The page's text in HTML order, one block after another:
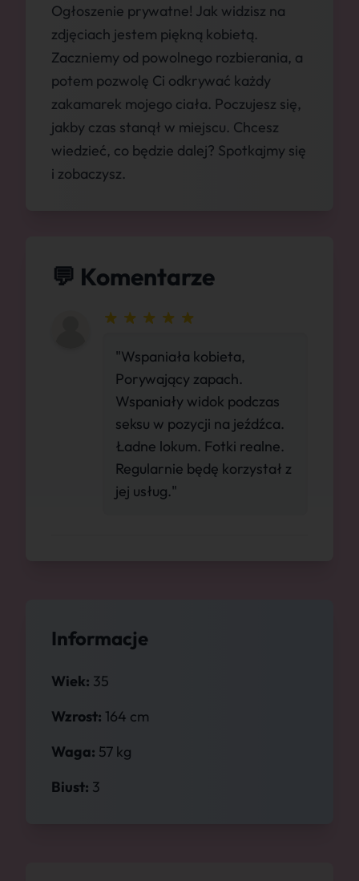
Informacje
Wiek: 35
Wzrost: 164 cm
Waga: 57 kg
Biust: 3
Ogłoszenie prywatne! Jak widzisz na
zdjęciach jestem piękną kobietą.
Zaczniemy od powolnego rozbierania, a
potem pozwolę Ci odkrywać każdy
zakamarek mojego ciała. Poczujesz się,
jakby czas stanął w miejscu. Chcesz
wiedzieć, co będzie dalej? Spotkajmy się
i zobaczysz.
💬 Komentarze
"Wspaniała kobieta,
Porywający zapach.
Wspaniały widok podczas
seksu w pozycji na jeźdźca.
Ładne lokum. Fotki realne.
Regularnie będę korzystał z
jej usług."